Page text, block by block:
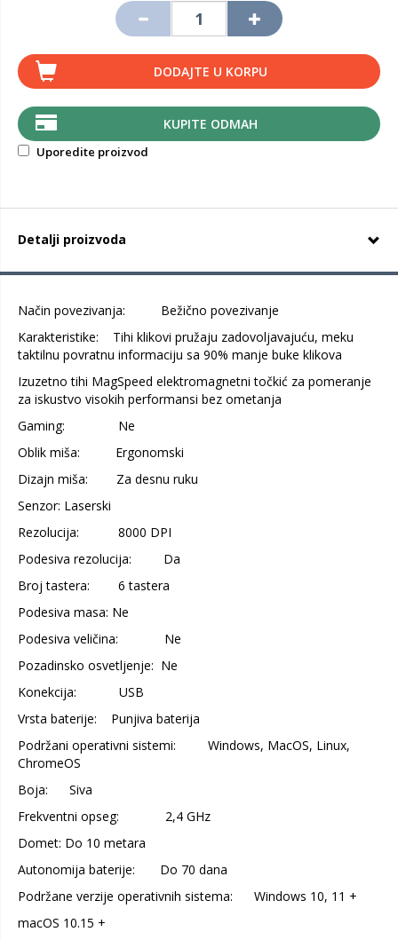
DODAJTE U KORPU
KUPITE ODMAH
Uporedite proizvod
Detalji proizvoda
Način povezivanja: Bežično povezivanje
Karakteristike: Tihi klikovi pružaju zadovoljavajuću, meku
taktilnu povratnu informaciju sa 90% manje buke klikova
Izuzetno tihi MagSpeed elektromagnetni točkić za pomeranje
za iskustvo visokih performansi bez ometanja
Gaming: Ne
Oblik miša: Ergonomski
Dizajn miša: Za desnu ruku
Senzor: Laserski
Rezolucija: 8000 DPI
Podesiva rezolucija: Da
Broj tastera: 6 tastera
Podesiva masa: Ne
Podesiva veličina: Ne
Pozadinsko osvetljenje: Ne
Konekcija: USB
Vrsta baterije: Punjiva baterija
Podržani operativni sistemi: Windows, MacOS, Linux,
ChromeOS
Boja: Siva
Frekventni opseg: 2,4 GHz
Domet: Do 10 metara
Autonomija baterije: Do 70 dana
Podržane verzije operativnih sistema: Windows 10, 11 +
macOS 10.15 +